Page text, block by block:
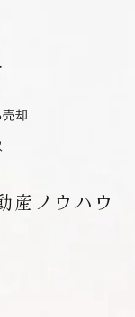
却
産ノウハウ